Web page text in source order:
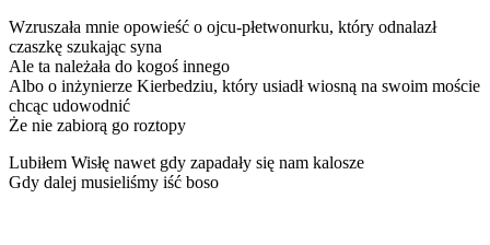
Wzruszała mnie opowieść o ojcu-płetwonurku, który odnalazł
czaszkę szukając syna
Ale ta należała do kogoś innego
Albo o inżynierze Kierbedziu, który usiadł wiosną na swoim moście
chcąc udowodnić
Że nie zabiorą go roztopy
Lubiłem Wisłę nawet gdy zapadały się nam kalosze
Gdy dalej musieliśmy iść boso